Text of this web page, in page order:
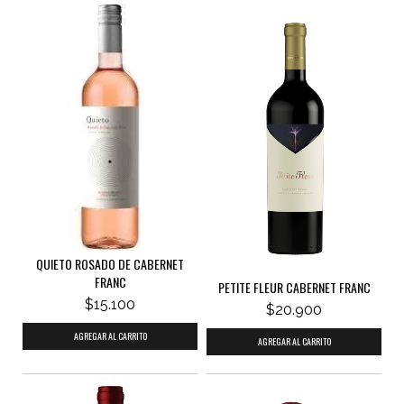
QUIETO ROSADO DE CABERNET
FRANC
$15.100
PETITE FLEUR CABERNET FRANC
$20.900